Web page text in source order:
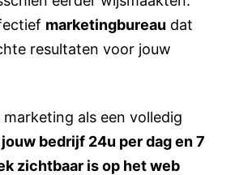
marketingbureau dat
resultaten voor jouw
als een volledig
jouw bedrijf 24u per dag en 7
zichtbaar is op het web